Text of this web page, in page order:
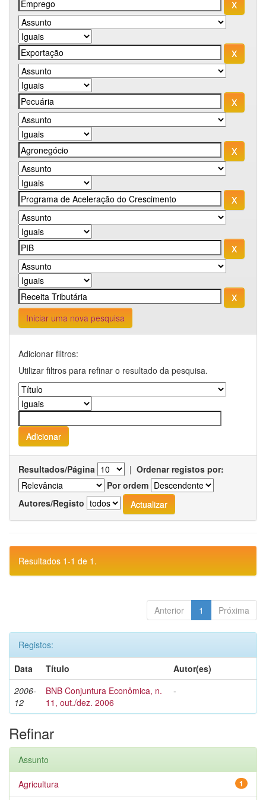
Iniciar uma nova pesquisa
Adicionar filtros:
Utilizar filtros para refinar o resultado da pesquisa.
Resultados/Página | Ordenar registos por:
Por ordem
Autores/Registo
Resultados 1-1 de 1.
Anterior 1 Próxima
Registos:
Data
Título
Autor(es)
2006-
12
BNB Conjuntura Econômica, n.
11, out./dez. 2006
-
Refinar
Assunto
1
Agricultura